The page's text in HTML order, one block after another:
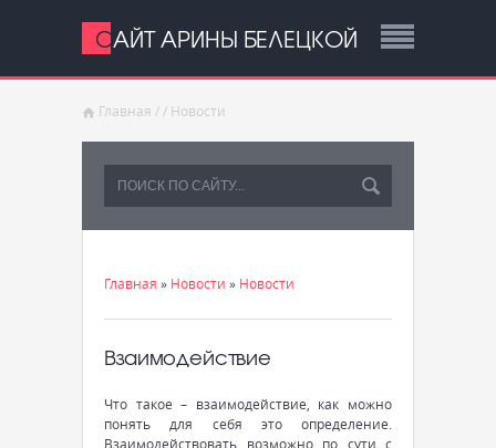
САЙТ АРИНЫ БЕЛЕЦКОЙ
Главная / / Новости
Главная » Новости » Новости
Взаимодействие
Что такое – взаимодействие, как можно
понять для себя это определение.
Взаимодействовать возможно по сути с